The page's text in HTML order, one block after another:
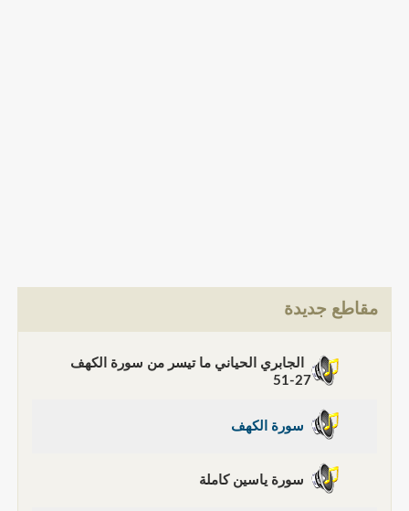
مقاطع جديدة
الجابري الحياني ما تيسر من سورة الكهف
27-51
سورة الكهف
سورة ياسين كاملة